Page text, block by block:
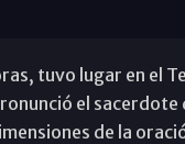
tuvo lugar en el
el
de la